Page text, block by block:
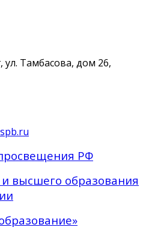
ул. Тамбасова, дом 26,
РФ
высшего образования